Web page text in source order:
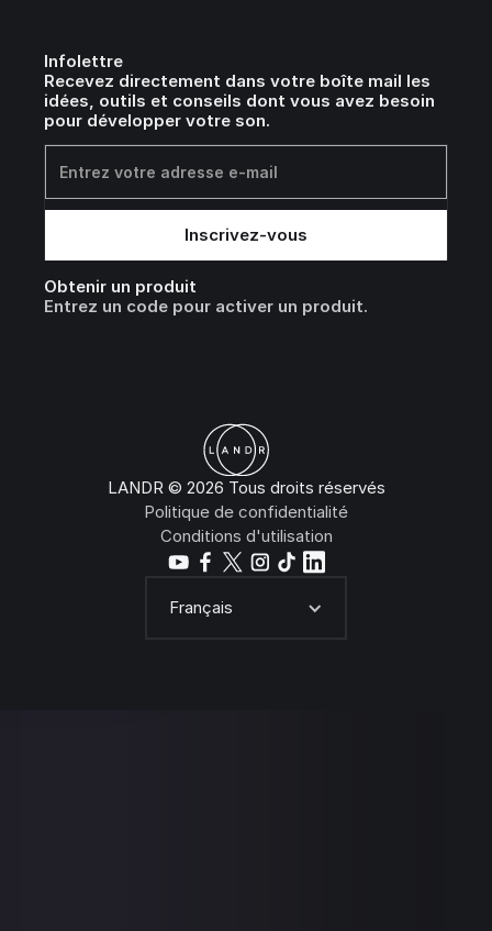
Infolettre
Recevez directement dans votre boîte mail les
idées, outils et conseils dont vous avez besoin
pour développer votre son.
Obtenir un produit
Entrez un code pour activer un produit.
LANDR © 2026 Tous droits réservés
Politique de confidentialité
Conditions d'utilisation
Français